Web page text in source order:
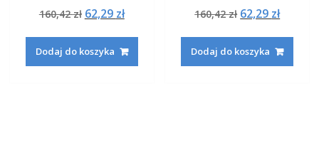
5.00
na 5
160,42zł Pierwotna
wynosiła:
160,42 zł.
62,29 złAktualna
62,29 zł.
Dodaj do koszyka
5.00
na 5
160,42zł Pierwotna
wynosiła:
160,42 zł.
62,29 zł
62,29
Dodaj do koszyka